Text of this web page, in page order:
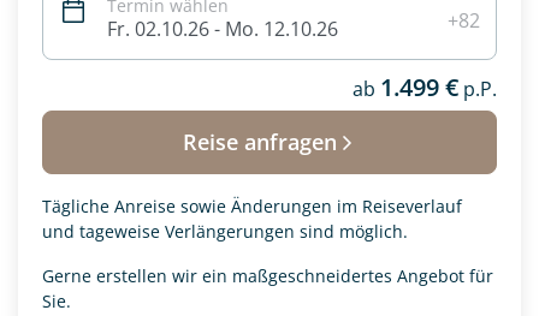
Termin wählen
Fr. 02.10.26 - Mo. 12.10.26 +82
ab 1.499 € p.P.
Reise anfragen
Tägliche Anreise sowie Änderungen im Reiseverlauf
und tageweise Verlängerungen sind möglich.
Gerne erstellen wir ein maßgeschneidertes Angebot für
Sie.